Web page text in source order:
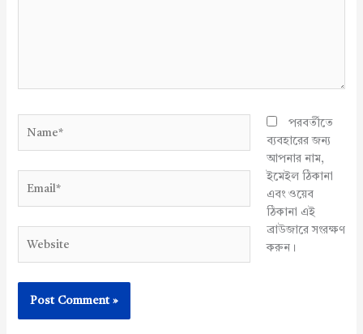
পরবর্তীতে
ব্যবহারের জন্য
আপনার নাম,
ইমেইল ঠিকানা
এবং ওয়েব
ঠিকানা এই
ব্রাউজারে সংরক্ষণ
করুন।